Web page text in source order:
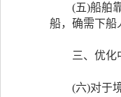
(五)船舶靠
船，确需下船
三、优化中
(六)对于境